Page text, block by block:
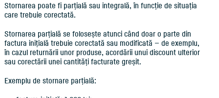
Stornarea poate fi parțială sau integrală, în funcție de situația
care trebuie corectată.
Stornarea parțială se folosește atunci când doar o parte din
factura inițială trebuie corectată sau modificată — de exemplu,
în cazul returnării unor produse, acordării unui discount ulterior
sau corectării unei cantități facturate greșit.
Exemplu de stornare parțială: